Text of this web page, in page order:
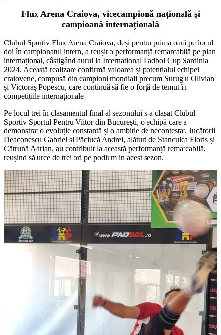
Flux Arena Craiova, vicecampionă națională și
campioană internațională
Clubul Sportiv Flux Arena Craiova, deși pentru prima oară pe locul
doi în campionatul intern, a reușit o performanță remarcabilă pe plan
internațional, câștigând aurul la International Padbol Cup Sardinia
2024. Această realizare confirmă valoarea și potențialul echipei
craiovene, compusă din campioni mondiali precum Surugiu Olivian
și Victoraș Popescu, care continuă să fie o forță de temut în
competițiile internaționale
Pe locul trei în clasamentul final al sezonului s-a clasat Clubul
Sportiv Sportul Pentru Viitor din București, o echipă care a
demonstrat o evoluție constantă și o ambiție de necontestat. Jucătorii
Deaconescu Gabriel și Păciucă Andrei, alături de Stanculea Floris și
Cătrună Adrian, au contribuit la această performanță remarcabilă,
reușind să urce de trei ori pe podium in acest sezon.